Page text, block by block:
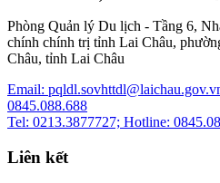
Phòng Quản lý Du lịch - Tầng 6,
chính chính trị tỉnh Lai Châu,
Châu, tỉnh Lai Châu
Email:
0845.088.688
Tel: 0213.3877727; Hotline:
Liên kết